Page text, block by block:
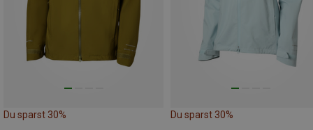
Du sparst 30% Du sparst 30%